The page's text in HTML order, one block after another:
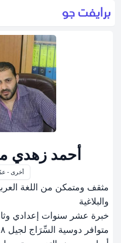
أحمد زهدي
أخرى -
مثقف ومتمكن من اللغة
والبلاغية
خبرة عشر سنوات إعدادي
متوافر دوسية السِّرَاج لجيل ٢٠٠٨ الحادي عشر